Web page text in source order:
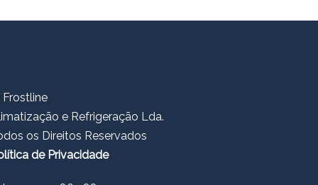
e Refrigeração Lda.
os Direitos Reservados
de Privacidade